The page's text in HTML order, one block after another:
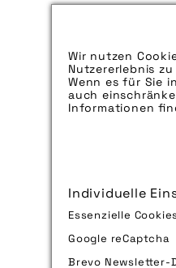
Wir nutzen
Nutzererlebnis
Wenn es für Sie
auch
Informationen
Individuelle
Essenzielle
Google reCaptcha
Brevo Newsletter-
Technik-Info:
Tags:
Bild